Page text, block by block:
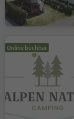
Online buchbar